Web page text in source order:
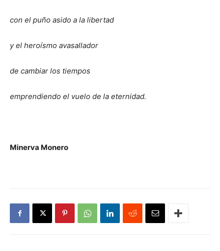
con el puño asido a la libertad
y el heroísmo avasallador
de cambiar los tiempos
emprendiendo el vuelo de la eternidad.
Minerva Monero